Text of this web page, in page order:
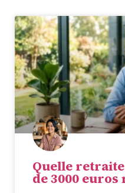
Quelle
de 3000 euros